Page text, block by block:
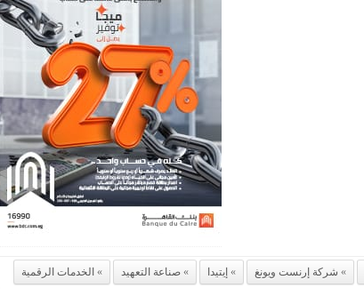
شركة إرنست ويونغ إيتيدا صناعة التعهيد
الخدمات الرقمية